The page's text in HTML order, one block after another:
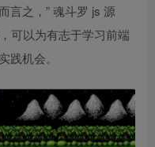
言之，” 魂斗罗 js 源
可以为有志于学习前端
践机会。